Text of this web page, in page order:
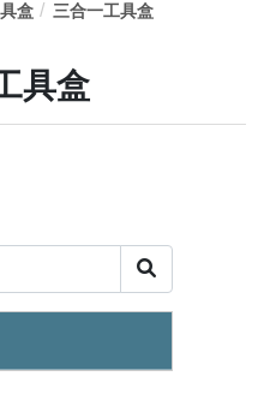
盒 三合一工具盒
具盒